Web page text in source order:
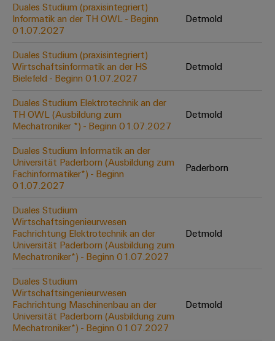
die
maritime
Industrie
Wasseraufbereitung
&
Abwasseraufbereitung
für
die
Wasser-
Abwasserindustrie
Wasserstoff
Wasserstoff
Schlüsseltechnologie
für
die
Energiewende
Effizienter
Betrieb
von
Windparks
Werkstatt
&
Werkzeuge
Automaten
Software
Markierer
Industriedrucker
Cabinet
Infrastructure
Assemblierungsservice
Bestückte
Klemmenleisten
Duales Studium (praxisintegriert)
Informatik an der TH OWL - Beginn
01.07.2027
Detmold
Duales Studium (praxisintegriert)
Wirtschaftsinformatik an der HS
Bielefeld - Beginn 01.07.2027
Detmold
Duales Studium Elektrotechnik an der
TH OWL (Ausbildung zum
Mechatroniker *) - Beginn 01.07.2027
Detmold
Duales Studium Informatik an der
Universität Paderborn (Ausbildung zum
Fachinformatiker*) - Beginn
01.07.2027
Paderborn
Duales Studium
Wirtschaftsingenieurwesen
Fachrichtung Elektrotechnik an der
Universität Paderborn (Ausbildung zum
Mechatroniker*) - Beginn 01.07.2027
Detmold
Duales Studium
Wirtschaftsingenieurwesen
Fachrichtung Maschinenbau an der
Universität Paderborn (Ausbildung zum
Mechatroniker*) - Beginn 01.07.2027
Detmold